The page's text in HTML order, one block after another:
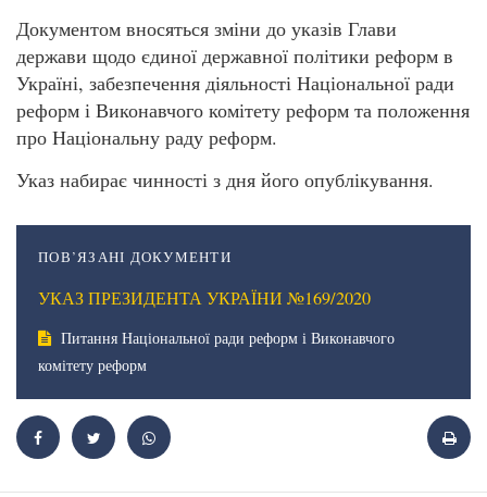
Документом вносяться зміни до указів Глави
держави щодо єдиної державної політики реформ в
Україні, забезпечення діяльності Національної ради
реформ і Виконавчого комітету реформ та положення
про Національну раду реформ.
Указ набирає чинності з дня його опублікування.
ПОВ’ЯЗАНІ ДОКУМЕНТИ
УКАЗ ПРЕЗИДЕНТА УКРАЇНИ №169/2020
Питання Національної ради реформ і Виконавчого
комітету реформ